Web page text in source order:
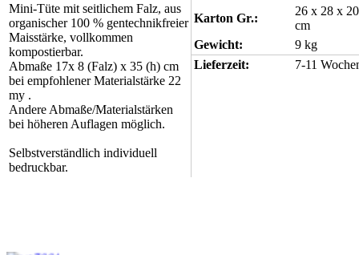
Mini-Tüte mit seitlichem Falz, aus
organischer 100 % gentechnikfreier
Maisstärke, vollkommen
kompostierbar.
Abmaße 17x 8 (Falz) x 35 (h) cm
bei empfohlener Materialstärke 22
my .
Andere Abmaße/Materialstärken
bei höheren Auflagen möglich.
Selbstverständlich individuell
bedruckbar.
Karton Gr.:
26 x 28 x 20
cm
Gewicht:
9 kg
Lieferzeit:
7-11